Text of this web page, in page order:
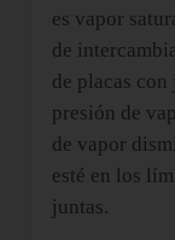
es vapor
de
de placas
presión de
de vapor
esté en los
juntas.